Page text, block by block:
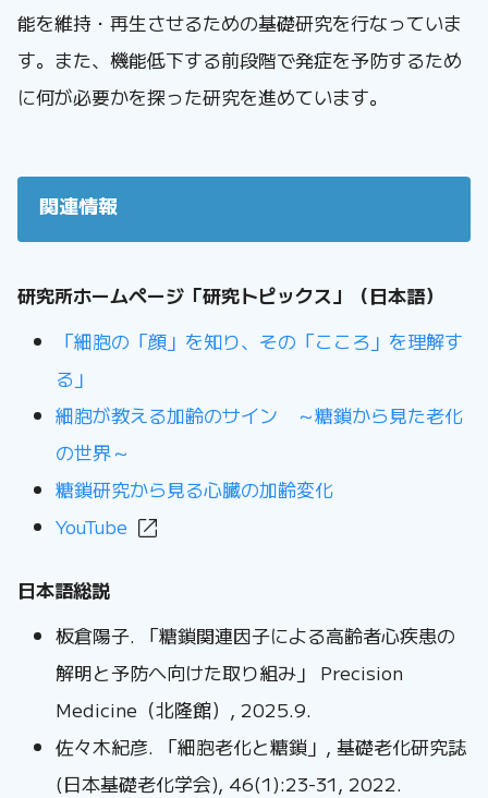
能を維持・再生させるための基礎研究を行なっていま
す。また、機能低下する前段階で発症を予防するため
に何が必要かを探った研究を進めています。
関連情報
研究所ホームページ「研究トピックス」（日本語）
「細胞の「顔」を知り、その「こころ」を理解す
る」
細胞が教える加齢のサイン ～糖鎖から見た老化
の世界～
糖鎖研究から見る心臓の加齢変化
YouTube
日本語総説
板倉陽子. 「糖鎖関連因子による高齢者心疾患の
解明と予防へ向けた取り組み」 Precision
Medicine（北隆館）, 2025.9.
佐々木紀彦. 「細胞老化と糖鎖」, 基礎老化研究誌
(日本基礎老化学会), 46(1):23-31, 2022.